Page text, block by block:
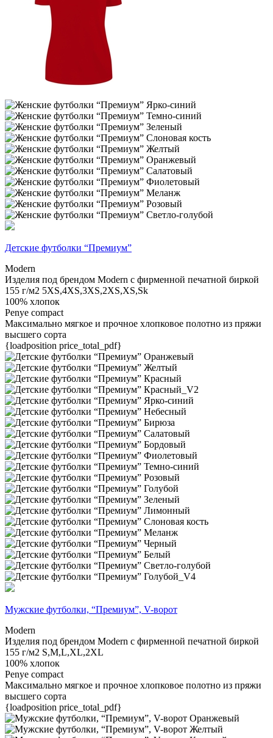
Детские футболки “Премиум”
Modern
Изделия под брендом Modern с фирменной печатной биркой
155 г/м2 5XS,4XS,3XS,2XS,XS,Sk
100% хлопок
Penye compact
Максимально мягкое и прочное хлопковое полотно из пряжи
высшего сорта
{loadposition price_total_pdf}
Мужские футболки, “Премиум”, V-ворот
Modern
Изделия под брендом Modern с фирменной печатной биркой
155 г/м2 S,M,L,XL,2XL
100% хлопок
Penye compact
Максимально мягкое и прочное хлопковое полотно из пряжи
высшего сорта
{loadposition price_total_pdf}